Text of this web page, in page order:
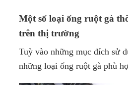
Một số loại ống ruột gà
trên thị trường
Tuỳ vào những mục đích sử
những loại ống ruột gà phù